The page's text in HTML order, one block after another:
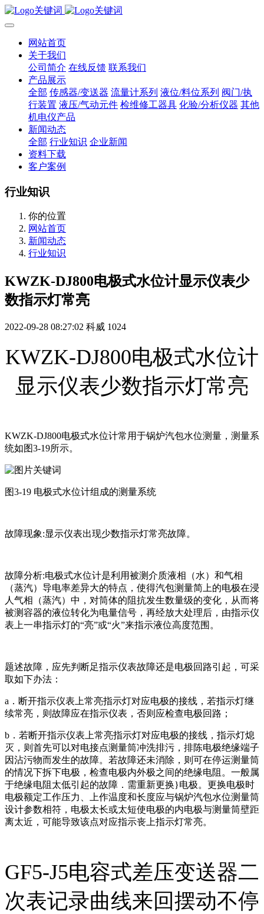
网站首页
关于我们
公司简介 在线反馈 联系我们
产品展示
全部 传感器/变送器 流量计系列 液位/料位系列 阀门/执
行装置 液压/气动元件 检维修工器具 化验/分析仪器 其他
机电仪产品
新闻动态
全部 行业知识 企业新闻
资料下载
客户案例
行业知识
你的位置
网站首页
新闻动态
行业知识
KWZK-DJ800电极式水位计显示仪表少
数指示灯常亮
2022-09-28 08:27:02 科威 1024
KWZK-DJ800电极式水位计
显示仪表少数指示灯常亮
KWZK-DJ800电极式水位计常用于锅炉汽包水位测量，测量系
统如图3-19所示。
图3-19 电极式水位计组成的测量系统
故障现象:显示仪表出现少数指示灯常亮故障。
故障分析:电极式水位计是利用被测介质液相（水）和气相
（蒸汽）导电率差异大的特点，使得汽包测量简上的电极在浸
人气相（蒸汽）中，对筒体的阻抗发生数量级的变化，从而将
被测容器的液位转化为电量信号，再经放大处理后，由指示仪
表上一串指示灯的“亮”或“火”来指示液位高度范围。
题述故障，应先判断足指示仪表故障还是电极回路引起，可采
取如下办法：
a．断开指示仪表上常亮指示灯对应电极的接线，若指示灯继
续常亮，则故障应在指示仪表，否则应检查电极回路；
b．若断开指示仪表上常亮指示灯对应电极的接线，指示灯熄
灭，则首先可以对电接点测量筒冲洗排污，排陈电极绝缘端子
因沾污物而发生的故障。若故障还未消除，则可在停运测量筒
的情况下拆下电极，检查电极内外极之间的绝缘电阻。一般属
于绝缘电阻太低引起的故障．需重新更换}电极。更换电极时
电极额定工作压力、上作温度和长度应与锅炉汽包水位测量筒
设计参数相符，电极太长或太短使电极的内电极与测量筒壁距
离太近，可能导致该点对应指示丧上指示灯常亮。
GF5-J5电容式差压变送器二
次表记录曲线来回摆动不停